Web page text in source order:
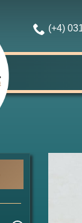
(+4)